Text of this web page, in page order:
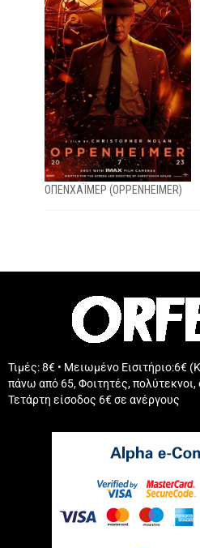
ΟΠΕΝΧΑΪΜΕΡ (OPPENHEIMER)
Τιμές: 8€ • Μειωμένο Εισιτήριο:6€
πάνω από 65, Φοιτητές, πολύτεκνοι,
Τετάρτη είσοδος 6€ σε ανέργους